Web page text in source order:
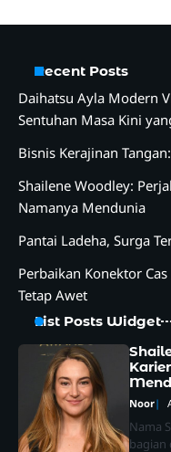
Recent Posts
Daihatsu Ayla Modern
Sentuhan Masa Kini
Bisnis Kerajinan
Shailene Woodley:
Namanya Mendunia
Pantai Ladeha, Surga
Perbaikan Konektor
Tetap Awet
List Posts Widget
Noor
Nama
bagian